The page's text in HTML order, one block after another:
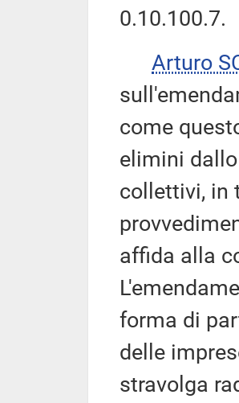
0.10.100.7.
Arturo
come
elimini
collettivi, in
affida alla
forma di
delle
stravolga